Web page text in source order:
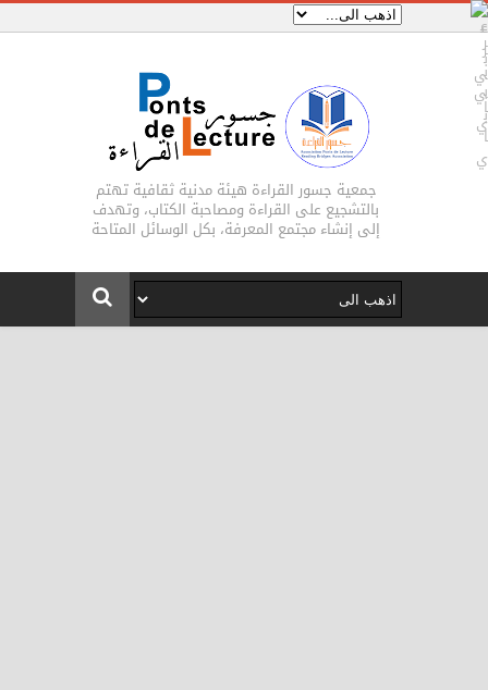
جمعية جسور القراءة هيئة مدنية ثقافية تهتم
بالتشجيع على القراءة ومصاحبة الكتاب، وتهدف
إلى إنشاء مجتمع المعرفة، بكل الوسائل المتاحة